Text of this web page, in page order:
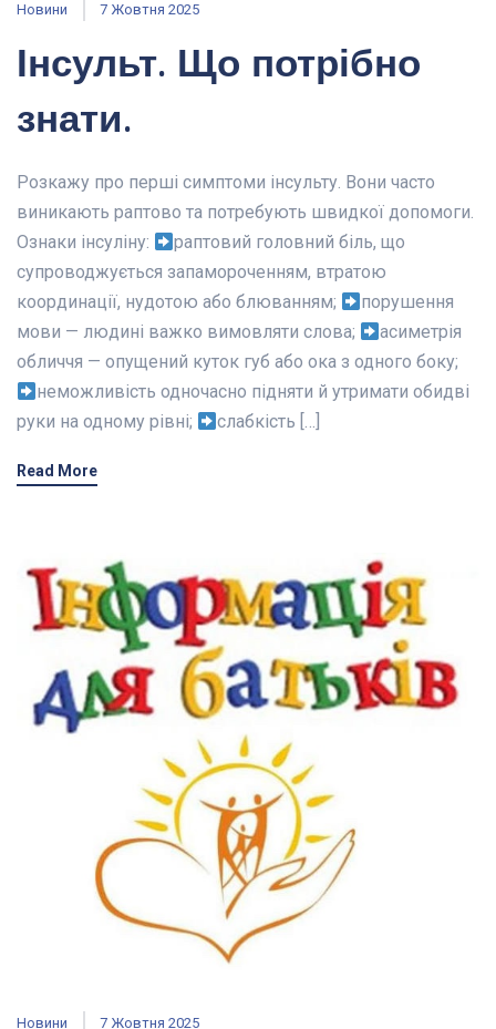
Новини 7 Жовтня 2025
Інсульт. Що потрібно
знати.
Розкажу про перші симптоми інсульту. Вони часто
виникають раптово та потребують швидкої допомоги.
Ознаки інсуліну:
раптовий головний біль, що
супроводжується запамороченням, втратою
координації, нудотою або блюванням;
порушення
мови — людині важко вимовляти слова;
асиметрія
обличчя — опущений куток губ або ока з одного боку;
неможливість одночасно підняти й утримати обидві
руки на одному рівні;
слабкість […]
Read More
Новини 7 Жовтня 2025